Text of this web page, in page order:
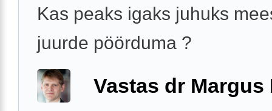
Kas peaks igaks juhuks
juurde pöörduma ?
Vastas dr Margus